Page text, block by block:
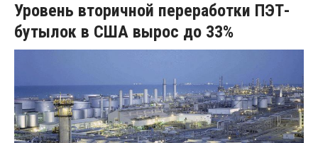
Уровень вторичной переработки ПЭТ-
бутылок в США вырос до 33%